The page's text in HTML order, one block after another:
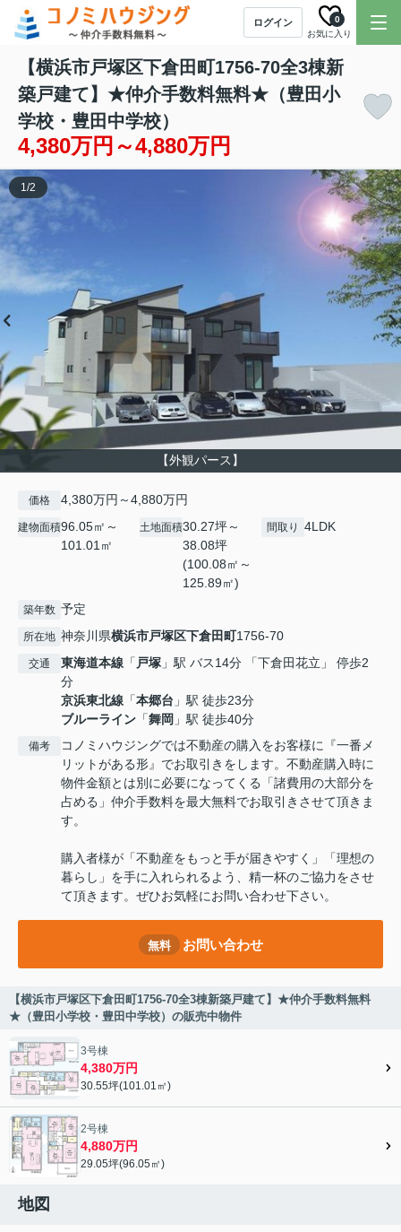
ログイン
お気に入り
0
【横浜市戸塚区下倉田町1756-70全3棟新
築戸建て】★仲介手数料無料★（豊田小
学校・豊田中学校）
4,380万円～4,880万円
【外観パース】
1/2
価格 4,380万円～4,880万円
建物面積96.05㎡～
101.01㎡
土地面積30.27坪～
38.08坪
(100.08㎡～
125.89㎡)
間取り 4LDK
築年数 予定
所在地 神奈川県横浜市戸塚区下倉田町1756-70
交通 東海道本線 「 戸塚 」駅 バス14分 「下倉田花立」 停歩2
分
京浜東北線 「本郷台 」駅 徒歩23分
ブルーライン 「舞岡 」駅 徒歩40分
備考
コノミハウジングでは不動産の購入をお客様に『一番メ
リットがある形』でお取引きをします。不動産購入時に
物件金額とは別に必要になってくる「諸費用の大部分を
占める」仲介手数料を最大無料でお取引きさせて頂きま
す。
購入者様が「不動産をもっと手が届きやすく」「理想の
暮らし」を手に入れられるよう、精一杯のご協力をさせ
て頂きます。ぜひお気軽にお問い合わせ下さい。
無料 お問い合わせ
【横浜市戸塚区下倉田町1756-70全3棟新築戸建て】★仲介手数料無料
★（豊田小学校・豊田中学校）の販売中物件
3号棟
4,380万円
30.55坪(101.01㎡)
2号棟
4,880万円
29.05坪(96.05㎡)
地図